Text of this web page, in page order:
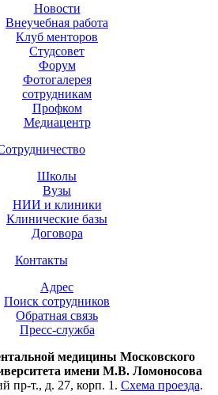
Новости
Внеучебная работа
Клуб менторов
Студсовет
Форум
Фотогалерея
сотрудникам
Профком
Медиацентр
Школы
Вузы
НИИ и клиники
Клинические базы
Договора
Контакты
Адрес
Поиск сотрудников
Обратная связь
Пресс-служба
медицины Московского
имени М.В. Ломоносова
пр-т., д. 27, корп. 1. Схема проезда.